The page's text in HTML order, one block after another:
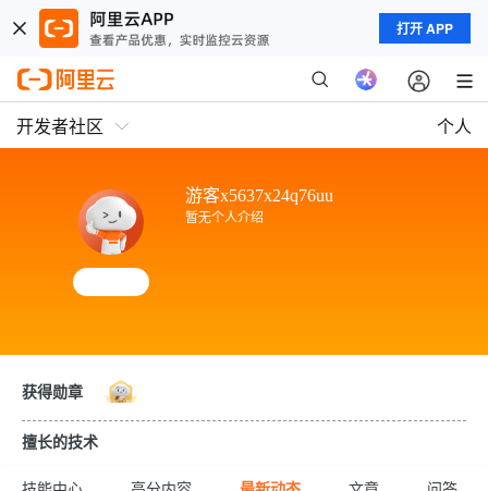
打开 APP
开发者社区 个人
游客x5637x24q76uu
暂无个人介绍
获得勋章
擅长的技术